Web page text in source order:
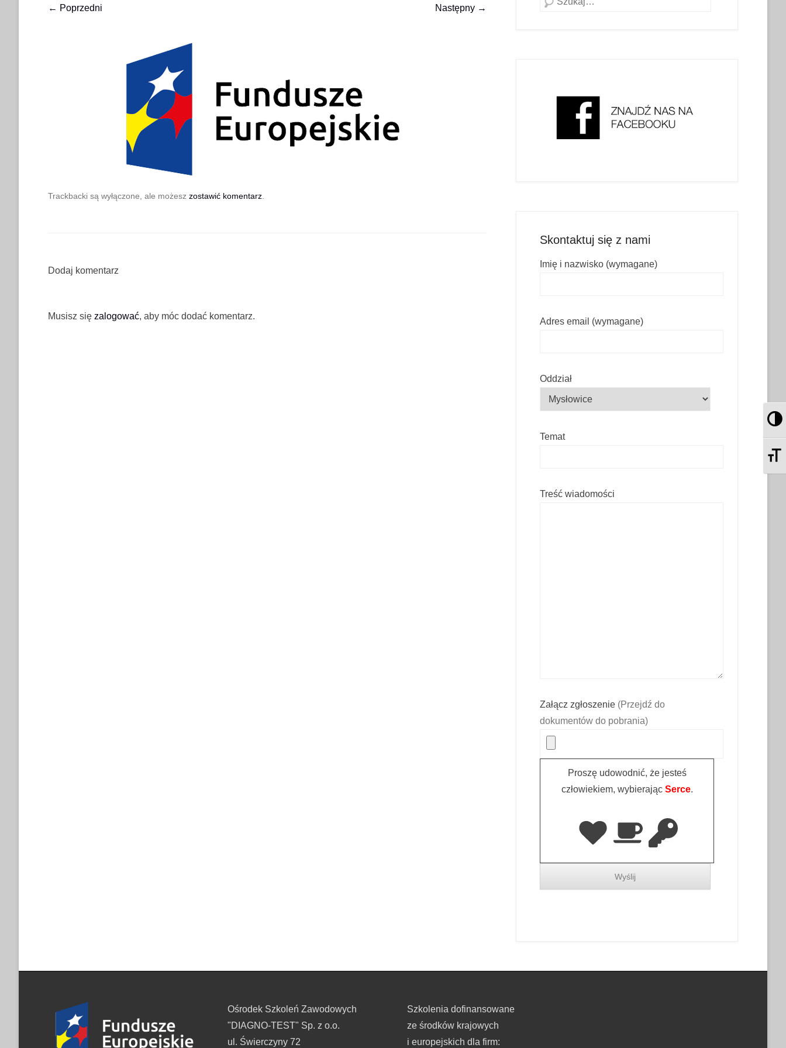
← Poprzedni Następny →
Trackbacki są wyłączone, ale możesz zostawić komentarz.
Dodaj komentarz
Musisz się zalogować, aby móc dodać komentarz.
Skontaktuj się z nami
Imię i nazwisko (wymagane)
Adres email (wymagane)
Oddział
Temat
Treść wiadomości
Załącz zgłoszenie (Przejdź do
dokumentów do pobrania)
Proszę udowodnić, że jesteś
człowiekiem, wybierającSerce.
Ośrodek Szkoleń Zawodowych
"DIAGNO-TEST" Sp. z o.o.
ul. Świerczyny 72
Szkolenia dofinansowane
ze środków krajowych
i europejskich dla firm: